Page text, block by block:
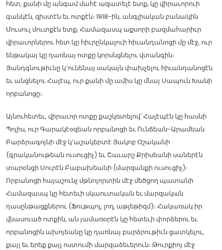
հետ, քանի մը անգամ մահէ ազատելէ ետք, կը վիրաւորուի
գանկէն, զիստէն եւ ոտքէն։ 1918-ին, անգլիական բանակին
Մուսուլ մուտքէն ետք, Համազասպ աքսորի բազմահարիւր
վիրաւորներու հետ կը հիւրընկալուի հիւանդանոցի մը մէջ, ուր
ենթակայ կը դառնայ ոտքը կորսնցնելու վտանգին։
Յանդգնութիւնը կ՚ունենայ սակայն փախչելու հիւանդանոցէն
եւ անցնելու Հալէպ, ուր քանի մը ամիս կը մնայ Սապուն Խանի
որբանոցը։
Այնուհետեւ, վիրաւոր ոտքը քաշկռտելով՝ Հալէպէն կը հասնի
Պոլիս, ուր Գարակէօզեան որբանոցի եւ Ունճեան-Արամեան
Բարձրագոյնի մէջ կ՚աշակերտէ Յակոբ Օշականի
(գրականութեան ուսուցիչ) եւ Շաւարշ Քրիսեանի սաներէն
տարօնցի Սուրէն Բաբախեանի (մարզանքի ուսուցիչ)։
Որբանոցի հայաշունչ մթնոլորտին մէջ մեծցող պատանի
Համազասպ կը հետեւի սկաուտական եւ մարզական
դասընթացքներու (Ֆութպոլ, լող, աթլեթիզմ)։ Հակառակ իր
վնասուած ոտքին, ան յամառօրէն կը հետեւի փորձերու եւ
որբանոցին ախոյեանը կը դառնայ բարձրութիւն ցատկելու,
քայլ եւ երեք քայլ ոստումի մարզաձեւերուն։ Թուրքիոյ մէջ